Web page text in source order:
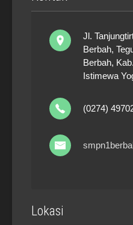
Jl.
Berbah,
Berbah,
Istimewa
(0274)
Lokasi